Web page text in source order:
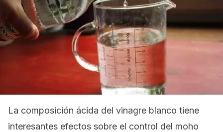
La composición ácida del vinagre blanco tiene
interesantes efectos sobre el control del moho